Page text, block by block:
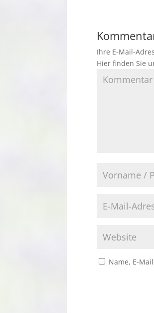
Ihre E-Mail-
Hier finden Sie
Name, E-